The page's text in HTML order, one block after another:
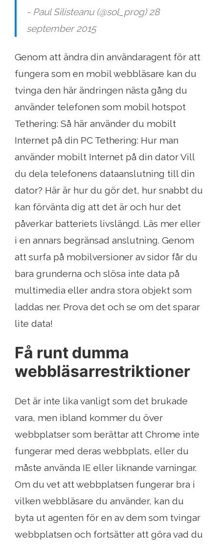
- Paul Silisteanu (@sol_prog) 28
september 2015
Genom att ändra din användaragent för att
fungera som en mobil webbläsare kan du
tvinga den här ändringen nästa gång du
använder telefonen som mobil hotspot
Tethering: Så här använder du mobilt
Internet på din PC Tethering: Hur man
använder mobilt Internet på din dator Vill
du dela telefonens dataanslutning till din
dator? Här är hur du gör det, hur snabbt du
kan förvänta dig att det är och hur det
påverkar batteriets livslängd. Läs mer eller
i en annars begränsad anslutning. Genom
att surfa på mobilversioner av sidor får du
bara grunderna och slösa inte data på
multimedia eller andra stora objekt som
laddas ner. Prova det och se om det sparar
lite data!
Få runt dumma
webbläsarrestriktioner
Det är inte lika vanligt som det brukade
vara, men ibland kommer du över
webbplatser som berättar att Chrome inte
fungerar med deras webbplats, eller du
måste använda IE eller liknande varningar.
Om du vet att webbplatsen fungerar bra i
vilken webbläsare du använder, kan du
byta ut agenten för en av dem som tvingar
webbplatsen och fortsätter att göra vad du